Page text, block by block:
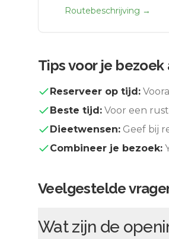
Routebeschrijving →
Tips voor je bezoek
Reserveer op tijd:
Beste tijd: Voor een
Dieetwensen: Geef bij
Combineer je bezoek:
Veelgestelde
Wat zijn de